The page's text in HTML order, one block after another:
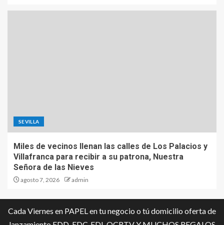
SEVILLA
Miles de vecinos llenan las calles de Los Palacios y
Villafranca para recibir a su patrona, Nuestra
Señora de las Nieves
agosto 7, 2026 admin
Cada Viernes en PAPEL en tu negocio o tú domicilio oferta de